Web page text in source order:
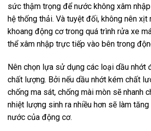
sức thậm trọng để nước không xâm
hệ thống thải. Và tuyệt đối, không nên
khoang động cơ trong quá trình rửa xe
thể xâm nhập trực tiếp vào bên trong
Nên chọn lựa sử dụng các loại dầu nhớt
chất lượng. Bởi nếu dầu nhớt kém chất
chống ma sát, chống mài mòn sẽ nhanh
nhiệt lượng sinh ra nhiều hơn sẽ làm
nước của động cơ.